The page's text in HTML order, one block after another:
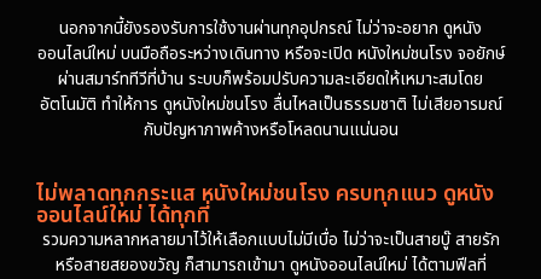
นอกจากนี้ยังรองรับการใช้งานผ่านทุกอุปกรณ์ ไม่ว่าจะอยาก ดูหนัง
ออนไลน์ใหม่ บนมือถือระหว่างเดินทาง หรือจะเปิด หนังใหม่ชนโรง จอยักษ์
ผ่านสมาร์ททีวีที่บ้าน ระบบก็พร้อมปรับความละเอียดให้เหมาะสมโดย
อัตโนมัติ ทำให้การ ดูหนังใหม่ชนโรง ลื่นไหลเป็นธรรมชาติ ไม่เสียอารมณ์
กับปัญหาภาพค้างหรือโหลดนานแน่นอน
ไม่พลาดทุกกระแส หนังใหม่ชนโรง ครบทุกแนว ดูหนัง
ออนไลน์ใหม่ ได้ทุกที่
รวมความหลากหลายมาไว้ให้เลือกแบบไม่มีเบื่อ ไม่ว่าจะเป็นสายบู๊ สายรัก
หรือสายสยองขวัญ ก็สามารถเข้ามา ดูหนังออนไลน์ใหม่ ได้ตามฟีลที่